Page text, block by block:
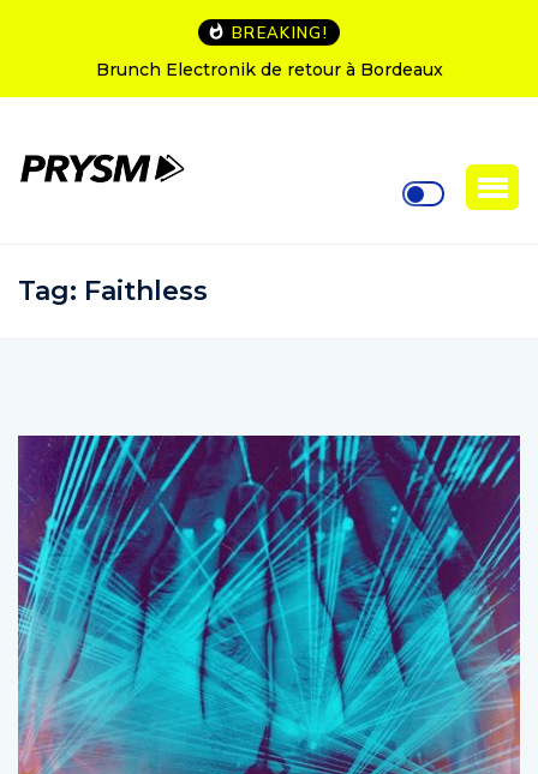
BREAKING!
de retour à Bordeaux
L’Amnesia Ibiza
Tag: Faithless